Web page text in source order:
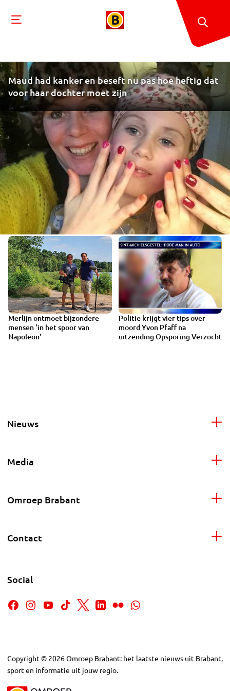
Maud had kanker en beseft nu pas hoe heftig dat
voor haar dochter moet zijn
Merlijn ontmoet bijzondere
mensen 'in het spoor van
Napoleon'
0:31
Politie krijgt vier tips over
moord Yvon Pfaff na
uitzending Opsporing Verzocht
Nieuws
Media
Omroep Brabant
Contact
Social
Copyright © 2026Omroep Brabant: het laatste nieuws uit Brabant,
sport en informatie uit jouw regio.